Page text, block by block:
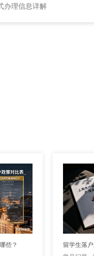
办理信息详解
些？
留学生落